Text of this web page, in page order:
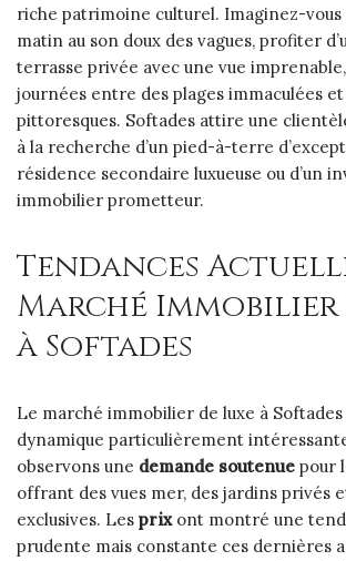
riche patrimoine culturel. Imaginez-
matin au son doux des vagues, profiter
terrasse privée avec une vue
journées entre des plages immaculées
pittoresques. Softades attire une
à la recherche d’un pied-à-terre
résidence secondaire luxueuse ou d’un
immobilier prometteur.
Tendances
Marché Immobilier
à Softades
Le marché immobilier de luxe à
dynamique particulièrement
observons une demande soutenue pour
offrant des vues mer, des jardins privés
exclusives. Les prixont montré une
prudente mais constante ces dernières